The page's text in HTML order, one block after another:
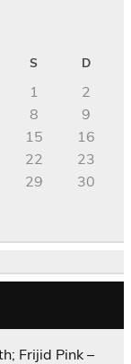
S D
1
2
8
9
15
16
22
23
29
30
Frijid Pink –